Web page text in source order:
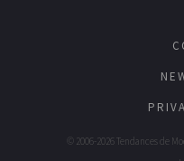
© 2006-2026 Tendances de